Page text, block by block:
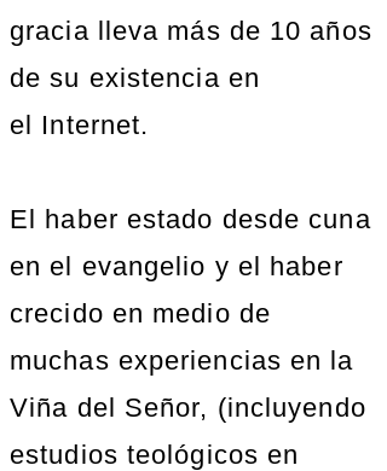
gracia lleva más de 10 años
de su existencia en
el Internet.
El haber estado desde cuna
en el evangelio y el haber
crecido en medio de
muchas experiencias en la
Viña del Señor, (incluyendo
estudios teológicos en